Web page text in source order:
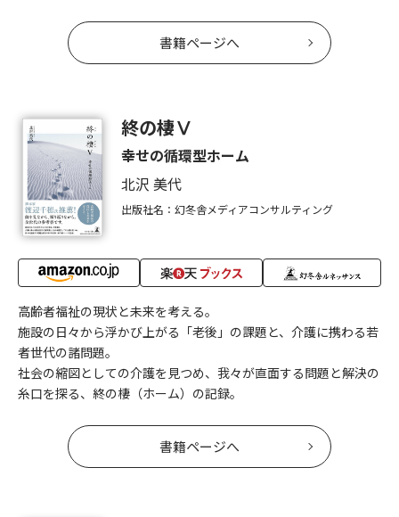
書籍ページへ
終の棲Ⅴ
幸せの循環型ホーム
北沢 美代
出版社名：幻冬舎メディアコンサルティング
高齢者福祉の現状と未来を考える。
施設の日々から浮かび上がる「老後」の課題と、介護に携わる若
者世代の諸問題。
社会の縮図としての介護を見つめ、我々が直面する問題と解決の
糸口を探る、終の棲（ホーム）の記録。
書籍ページへ